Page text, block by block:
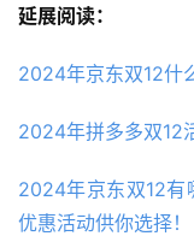
延展阅读：
2024年京东双12什
2024年京东双12有
优惠活动供你选择！